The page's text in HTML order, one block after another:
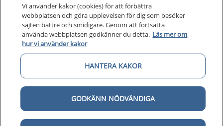
Om 1177 för vårdpersonal
Vi använder kakor (cookies) för att förbättra
webbplatsen och göra upplevelsen för dig som besöker
sajten bättre och smidigare. Genom att fortsätta
använda webbplatsen godkänner du detta. Läs mer om
hur vi använder kakor
HANTERA KAKOR
GODKÄNN NÖDVÄNDIGA